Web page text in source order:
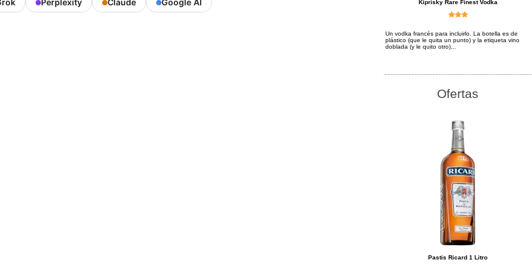
Perplexity Claude Google AI Kiprisky Rare Finest Vodka
Un vodka francés para incluirlo. La botella es de
plástico (que le quita un punto) y la etiqueta vino
doblada (y le quito otro)...
Ofertas
Pastis Ricard 1 Litro